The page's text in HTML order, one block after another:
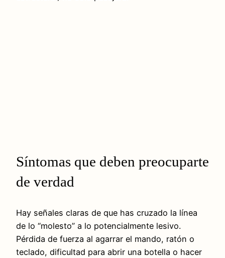
Síntomas que deben preocuparte
de verdad
Hay señales claras de que has cruzado la línea
de lo “molesto” a lo potencialmente lesivo.
Pérdida de fuerza al agarrar el mando, ratón o
teclado, dificultad para abrir una botella o hacer